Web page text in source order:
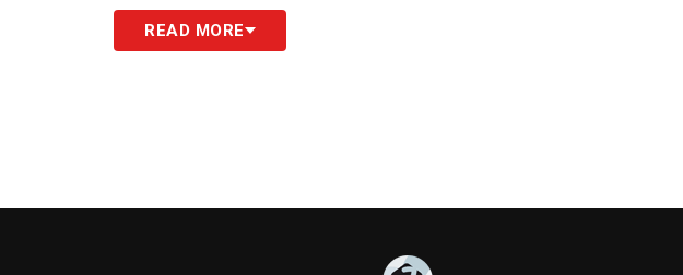
cambia per le sale scommesse
maggior parte delle attività economiche, culturali e di
READ MORE